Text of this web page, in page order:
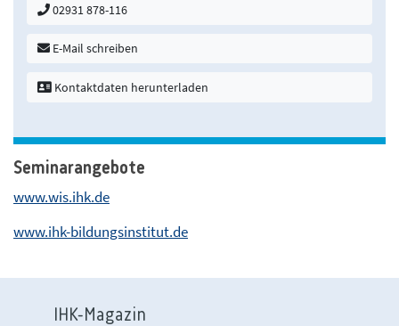
02931 878-116
E-Mail schreiben
Kontaktdaten herunterladen
Seminarangebote
www.wis.ihk.de
www.ihk-bildungsinstitut.de
IHK-Magazin